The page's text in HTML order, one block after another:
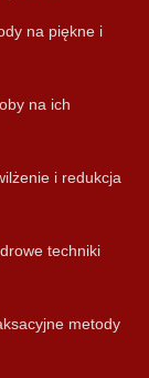
na piękne i
na ich
i redukcja
techniki
metody